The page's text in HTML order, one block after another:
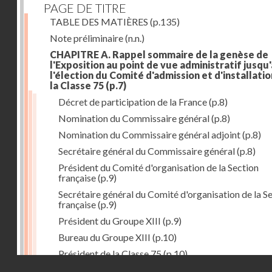
PAGE DE TITRE
TABLE DES MATIÈRES (p.135)
Note préliminaire(n.n.)
CHAPITRE A. Rappel sommaire de la genèse de
l'Exposition au point de vue administratif
l'élection du Comité d'admission et
la Classe 75 (p.7)
Décret de participation de la France(p.8)
Nomination du Commissaire général(p.8)
Nomination du Commissaire général adjoint(p.8)
Secrétaire général du Commissaire général(p.8)
Président du Comité d'organisation de la Section
française(p.9)
Secrétaire général du Comité d'organisation de la
française(p.9)
Président du Groupe XIII (p.9)
Bureau du Groupe XIII (p.10)
Président de la Classe 75(p.10)